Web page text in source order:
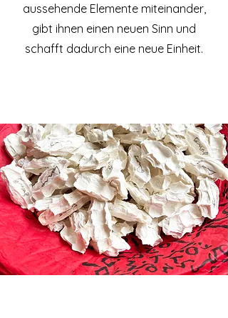
aussehende Elemente miteinander,
gibt ihnen einen neuen Sinn und
schafft dadurch eine neue Einheit.